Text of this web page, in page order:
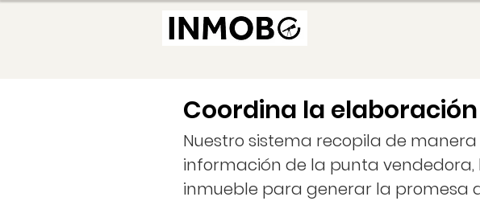
Coordina la
Nuestro sistema recopila de
información de la punta
inmueble para generar la promesa